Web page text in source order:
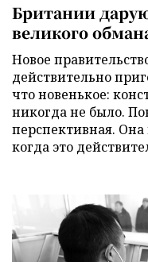
Британии
великого
Новое
действительно
что новенькое:
никогда не было.
перспективная. Она
когда это